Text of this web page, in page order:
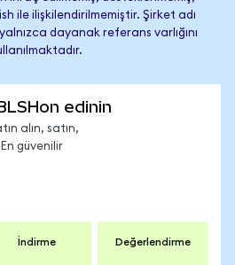
ile ilişkilendirilmemiştir. Şirket adı
dayanak referans varlığını
edinin
alın, satın,
güvenilir
İndirme Değerlendirme